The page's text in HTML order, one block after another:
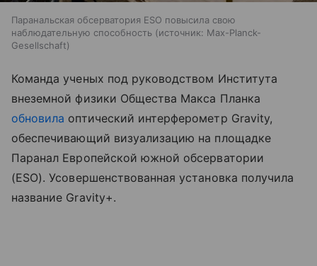
Паранальская обсерватория ESO повысила свою
наблюдательную способность
источник: Max-Planck-
Gesellschaft
Команда ученых под руководством Института
внеземной физики Общества Макса Планка
обновила оптический интерферометр Gravity,
обеспечивающий визуализацию на площадке
Паранал Европейской южной обсерватории
(ESO). Усовершенствованная установка получила
название Gravity+.